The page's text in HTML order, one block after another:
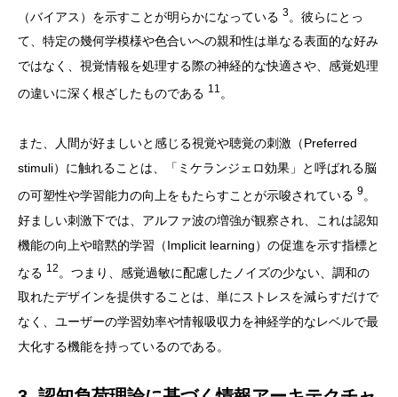
（バイアス）を示すことが明らかになっている 3。彼らにとっ
て、特定の幾何学模様や色合いへの親和性は単なる表面的な好み
ではなく、視覚情報を処理する際の神経的な快適さや、感覚処理
の違いに深く根ざしたものである 11 。
また、人間が好ましいと感じる視覚や聴覚の刺激（Preferred
stimuli）に触れることは、「ミケランジェロ効果」と呼ばれる脳
の可塑性や学習能力の向上をもたらすことが示唆されている 9。
好ましい刺激下では、アルファ波の増強が観察され、これは認知
機能の向上や暗黙的学習（Implicit learning）の促進を示す指標と
なる 12 。つまり、感覚過敏に配慮したノイズの少ない、調和の
取れたデザインを提供することは、単にストレスを減らすだけで
なく、ユーザーの学習効率や情報吸収力を神経学的なレベルで最
大化する機能を持っているのである。